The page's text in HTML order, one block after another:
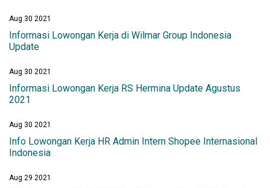
Aug 30 2021
Informasi Lowongan Kerja di Wilmar Group Indonesia
Update
Aug 30 2021
Informasi Lowongan Kerja RS Hermina Update Agustus
2021
Aug 30 2021
Info Lowongan Kerja HR Admin Intern Shopee Internasional
Indonesia
Aug 29 2021